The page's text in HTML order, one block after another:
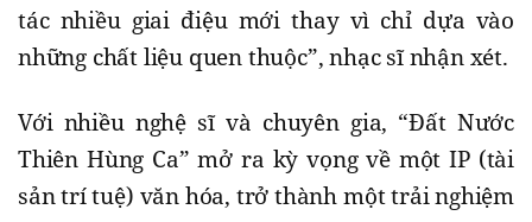
tác nhiều giai điệu mới thay vì chỉ dựa vào
những chất liệu quen thuộc”, nhạc sĩ nhận xét.
Với nhiều nghệ sĩ và chuyên gia, “Đất Nước
Thiên Hùng Ca” mở ra kỳ vọng về một IP (tài
sản trí tuệ) văn hóa, trở thành một trải nghiệm